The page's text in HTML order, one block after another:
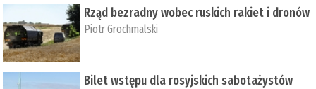
Rząd bezradny wobec ruskich rakiet i dronów
Piotr Grochmalski
Bilet wstępu dla rosyjskich sabotażystów